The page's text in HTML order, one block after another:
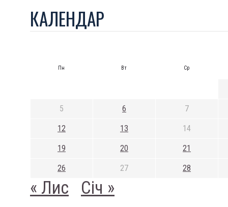
КАЛЕНДАР
Пн Вт Ср
5 6 7
12 13 14
19 20 21
26 27 28
« Лис Січ »